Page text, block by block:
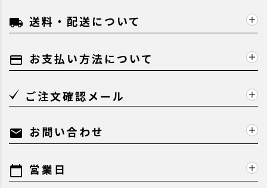
local_shipping 送料・配送について
payment お支払い方法について
ご注文確認メール
mail お問い合わせ
calendar_today 営業日